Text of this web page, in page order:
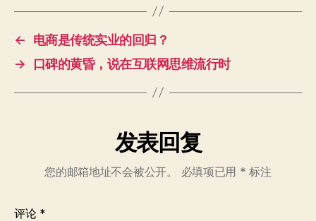
←
电商是传统实业的回归？
→
口碑的黄昏，说在互联网思维流行时
发表回复
您的邮箱地址不会被公开。 必填项已用 * 标注
评论 *